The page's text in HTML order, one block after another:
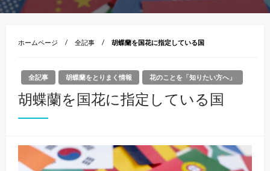
ホームページ 全記事 胡蝶蘭を国花に指定している国
全記事 胡蝶蘭をとりまく情報 花のことを「知りたい方へ」
胡蝶蘭を国花に指定している国